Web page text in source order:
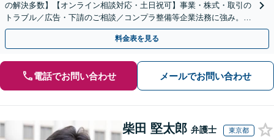
の解決多数】【オンライン相談対応・土日祝可】事業・株式・取引の
トラブル／広告・下請のご相談／コンプラ整備等企業法務に強み。株
式の相続／誹謗中傷対策／不動産問題まで幅広く対応！
料金表を見る
電話でお問い合わせ メールでお問い合わせ
柴田 堅太郎 弁護士 東京都